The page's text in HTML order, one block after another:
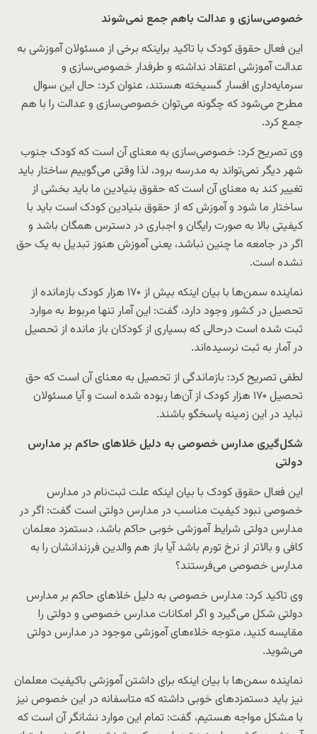
خصوصی‌سازی و عدالت باهم جمع نمی‌شوند
این فعال حقوق کودک با تاکید براینکه برخی از مسئولان آموزشی به
عدالت آموزشی اعتقاد نداشته و طرفدار خصوصی‌سازی و
سرمایه‌داری افسار گسیخته هستند، عنوان کرد: حال این سوال
مطرح می‌شود که چگونه می‌توان خصوصی‌سازی و عدالت را با هم
جمع کرد.
وی تصریح کرد: خصوصی‌سازی به معنای آن است که کودک جنوب
شهر دیگر نمی‌تواند به مدرسه برود، لذا وقتی می‌گوییم ساختار باید
تغییر کند به معنای آن است که حقوق بنیادین ما باید بخشی از
ساختار ما شود و آموزش که از حقوق بنیادین کودک است باید با
کیفیتی بالا به صورت رایگان و اجباری در دسترس همگان باشد و
اگر در جامعه ما چنین نباشد، یعنی آموزش هنوز تبدیل به یک حق
نشده است.
نماینده سمن‌ها با بیان اینکه بیش از ۱۷۰ هزار کودک بازمانده از
تحصیل در کشور وجود دارد، گفت: این آمار تنها مربوط به موارد
ثبت شده است درحالی که بسیاری از کودکان باز مانده از تحصیل
در آمار به ثبت نرسیده‌اند.
لطفی تصریح کرد: بازماندگی از تحصیل به معنای آن است که حق
تحصیل ۱۷۰ هزار کودک از آن‌ها ربوده شده است و آیا مسئولان
نباید در این زمینه پاسخگو باشند.
شکل‌گیری مدارس خصوصی به دلیل خلاهای حاکم بر مدارس
دولتی
این فعال حقوق کودک با بیان اینکه علت ثبت‌نام در مدارس
خصوصی نبود کیفیت مناسب در مدارس دولتی است گفت: اگر در
مدارس دولتی شرایط آموزشی خوبی حاکم باشد، دستمزد معلمان
کافی و بالا‌تر از نرخ تورم باشد آیا باز هم والدین فرزندانشان را به
مدارس خصوصی می‌فرستند؟
وی تاکید کرد: مدارس خصوصی به دلیل خلاهای حاکم بر مدارس
دولتی شکل می‌گیرد و اگر امکانات مدارس خصوصی و دولتی را
مقایسه کنید، متوجه خلاءهای آموزشی موجود در مدارس دولتی
می‌شوید.
نماینده سمن‌ها با بیان اینکه برای داشتن آموزشی باکیفیت معلمان
نیز باید دستمزدهای خوبی داشته که متاسفانه در این خصوص نیز
با مشکل مواجه هستیم، گفت: تمام این موارد نشانگر آن است که